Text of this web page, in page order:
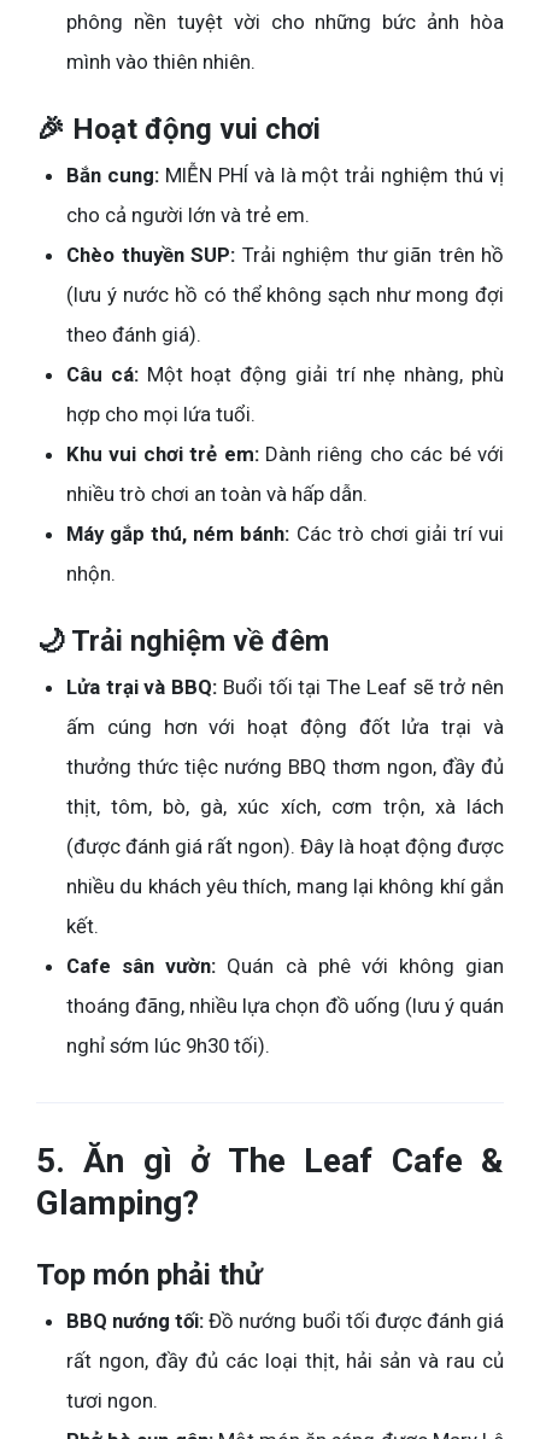
phông nền tuyệt vời cho những bức ảnh hòa
mình vào thiên nhiên.
🎉 Hoạt động vui chơi
Bắn cung:MIỄN PHÍ và là một trải nghiệm thú vị
cho cả người lớn và trẻ em.
Chèo thuyền SUP: Trải nghiệm thư giãn trên hồ
(lưu ý nước hồ có thể không sạch như mong đợi
theo đánh giá).
Câu cá:Một hoạt động giải trí nhẹ nhàng, phù
hợp cho mọi lứa tuổi.
Khu vui chơi trẻ em:Dành riêng cho các bé với
nhiều trò chơi an toàn và hấp dẫn.
Máy gắp thú, ném bánh: Các trò chơi giải trí vui
nhộn.
🌙 Trải nghiệm về đêm
Lửa trại và BBQ: Buổi tối tại The Leaf sẽ trở nên
ấm cúng hơn với hoạt động đốt lửa trại và
thưởng thức tiệc nướng BBQ thơm ngon, đầy đủ
thịt, tôm, bò, gà, xúc xích, cơm trộn, xà lách
(được đánh giá rất ngon). Đây là hoạt động được
nhiều du khách yêu thích, mang lại không khí gắn
kết.
Cafe sân vườn: Quán cà phê với không gian
thoáng đãng, nhiều lựa chọn đồ uống (lưu ý quán
nghỉ sớm lúc 9h30 tối).
5. Ăn gì ở The Leaf Cafe &
Glamping?
Top món phải thử
BBQ nướng tối: Đồ nướng buổi tối được đánh giá
rất ngon, đầy đủ các loại thịt, hải sản và rau củ
tươi ngon.